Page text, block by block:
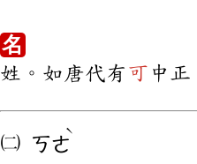
名
姓。如唐代有 可 中正
㈡ ㄎㄜ
ˋ